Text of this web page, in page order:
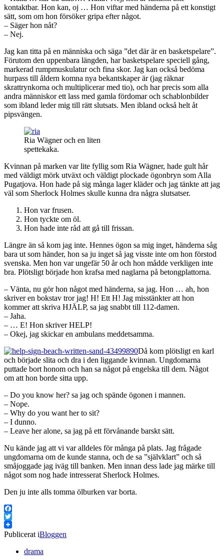
kontaktbar. Hon kan, oj … Hon viftar med händerna på ett konstigt
sätt, som om hon försöker gripa efter något.
– Säger hon nåt?
– Nej.
Jag kan titta på en människa och säga ”det där är en basketspelare”.
Förutom den uppenbara längden, har basketspelare speciell gång,
markerad rumpmuskulatur och fina skor. Jag kan också bedöma
hurpass till åldern komna nya bekantskaper är (jag räknar
skrattrynkorna och multiplicerar med tio), och har precis som alla
andra människor ett lass med gamla fördomar och schablonbilder
som ibland leder mig till rätt slutsats. Men ibland också helt åt
pipsvängen.
Ria Wägner och en liten
spettekaka.
Kvinnan på marken var lite fyllig som Ria Wägner, hade gult hår
med väldigt mörk utväxt och väldigt plockade ögonbryn som Alla
Pugatjova. Hon hade på sig många lager kläder och jag tänkte att jag
väl som Sherlock Holmes skulle kunna dra några slutsatser.
Hon var frusen.
Hon tyckte om öl.
Hon hade inte råd att gå till frissan.
Längre än så kom jag inte. Hennes ögon sa mig inget, händerna såg
bara ut som händer, hon sa ju inget så jag visste inte om hon förstod
svenska. Men hon var ungefär 50 år och hon mådde verkligen inte
bra. Plötsligt började hon krafsa med naglarna på betongplattorna.
– Vänta, nu gör hon något med händerna, sa jag. Hon … ah, hon
skriver en bokstav tror jag! H! Ett H! Jag misstänkter att hon
kommer att skriva HJÄLP, sa jag snabbt till 112-damen.
– Jaha.
– … E! Hon skriver HELP!
– Okej, jag skickar en ambulans meddetsamma.
Då kom plötsligt en karl
och började slita och dra i den liggande kvinnan. Ungdomarna
puttade bort honom och han sa något på engelska till dem. Något
om att hon borde sitta upp.
– Do you know her? sa jag och spände ögonen i mannen.
– Nope.
– Why do you want her to sit?
– I dunno.
– Leave her alone, sa jag på ett förvånande barskt sätt.
Nu kände jag att vi var alldeles för många på plats. Jag frågade
ungdomarna om de kunde stanna, och de sa ”självklart” och så
småjoggade jag iväg till banken. Men innan dess lade jag märke till
något som nog hade intresserat Sherlock Holmes.
Den ju inte alls tomma ölburken var borta.
Facebook
Twitter
Publicerat iBloggen
drama